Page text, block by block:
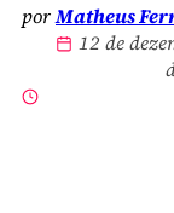
porMatheus
12 de